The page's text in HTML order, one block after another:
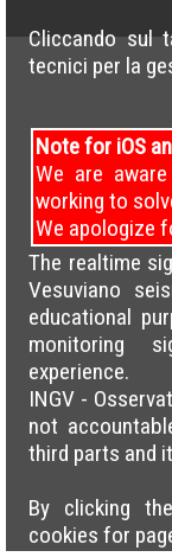
Cliccando sul
tecnici per la
Note for iOS
We are
working to
We apologize
The realtime
Vesuviano
educational
monitoring
experience.
INGV -
not
third parts and
By clicking
cookies for